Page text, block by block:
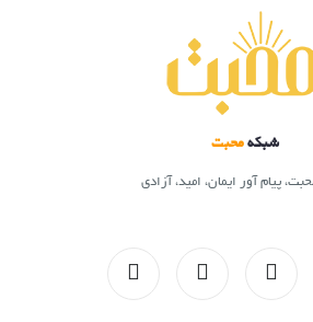
شبکه محبت
پیام آور ایمان، امید، آزادی